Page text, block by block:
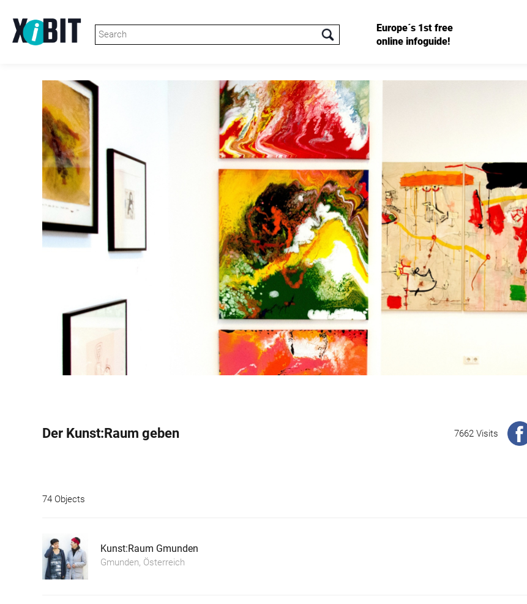
Europe´s 1st free
online infoguide!
Der Kunst:Raum geben 7662 Visits
74 Objects
Kunst:Raum Gmunden
Gmunden, Österreich